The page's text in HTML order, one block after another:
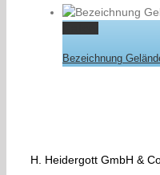
Bezeichnung
H. Heidergott GmbH &